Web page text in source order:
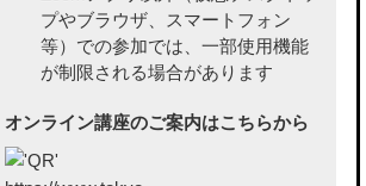
プやブラウザ、スマートフォン
等）での参加では、一部使用機能
が制限される場合があります
オンライン講座のご案内はこちらから